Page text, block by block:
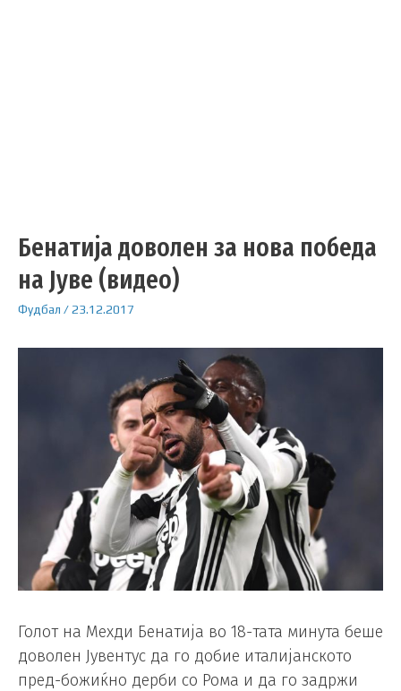
Бенатија доволен за нова победа
на Јуве (видео)
Фудбал /23.12.2017
Голот на Мехди Бенатија во 18-тата минута беше
доволен Јувентус да го добие италијанското
пред-божиќно дерби со Рома и да го задржи